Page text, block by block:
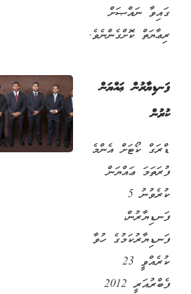
ގައިވާ ނައްޞަށް
ރިޢާޔަތް ކޮށްގެންނެވެ.
ފަނޑިޔާރުން ޢައްޔަން
ކުރުން
ޑްރަގް ކޯޓަށް އެންމެ
ފުރަތަމަ ޢައްޔަން
ކުރެވުނު 5
ފަނޑިޔާރުން،
ފަނޑިޔާރުކަމުގެ ހުވާ
ކުރެއްވީ 23
ފެބްރުއަރީ 2012